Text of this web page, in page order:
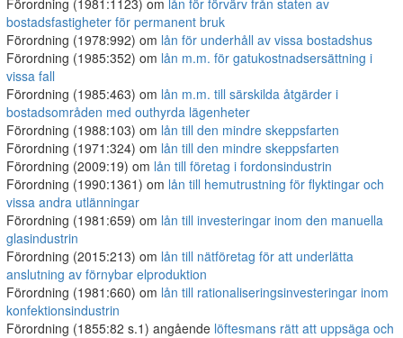
Förordning (1981:1123) om lån för förvärv från staten av
bostadsfastigheter för permanent bruk
Förordning (1978:992) om lån för underhåll av vissa bostadshus
Förordning (1985:352) om lån m.m. för gatukostnadsersättning i
vissa fall
Förordning (1985:463) om lån m.m. till särskilda åtgärder i
bostadsområden med outhyrda lägenheter
Förordning (1988:103) om lån till den mindre skeppsfarten
Förordning (1971:324) om lån till den mindre skeppsfarten
Förordning (2009:19) om lån till företag i fordonsindustrin
Förordning (1990:1361) om lån till hemutrustning för flyktingar och
vissa andra utlänningar
Förordning (1981:659) om lån till investeringar inom den manuella
glasindustrin
Förordning (2015:213) om lån till nätföretag för att underlätta
anslutning av förnybar elproduktion
Förordning (1981:660) om lån till rationaliseringsinvesteringar inom
konfektionsindustrin
Förordning (1855:82 s.1) angående löftesmans rätt att uppsäga och